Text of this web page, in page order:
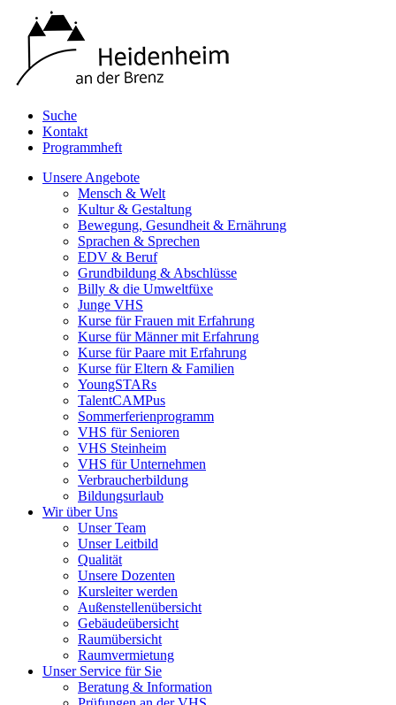
Suche
Kontakt
Programmheft
Unsere Angebote
Mensch & Welt
Kultur & Gestaltung
Bewegung, Gesundheit & Ernährung
Sprachen & Sprechen
EDV & Beruf
Grundbildung & Abschlüsse
Billy & die Umweltfüxe
Junge VHS
Kurse für Frauen mit Erfahrung
Kurse für Männer mit Erfahrung
Kurse für Paare mit Erfahrung
Kurse für Eltern & Familien
YoungSTARs
TalentCAMPus
Sommerferienprogramm
VHS für Senioren
VHS Steinheim
VHS für Unternehmen
Verbraucherbildung
Bildungsurlaub
Wir über Uns
Unser Team
Unser Leitbild
Qualität
Unsere Dozenten
Kursleiter werden
Außenstellenübersicht
Gebäudeübersicht
Raumübersicht
Raumvermietung
Unser Service für Sie
Beratung & Information